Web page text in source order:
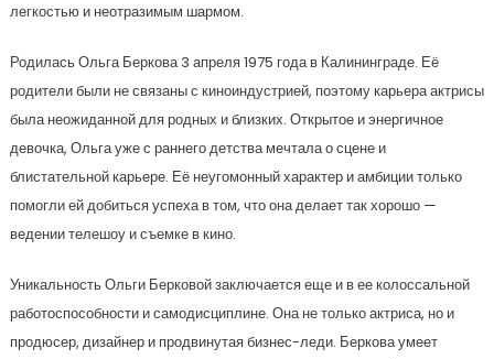
легкостью и неотразимым шармом.
Родилась Ольга Беркова 3 апреля 1975 года в Калининграде. Её
родители были не связаны с киноиндустрией, поэтому карьера актрисы
была неожиданной для родных и близких. Открытое и энергичное
девочка, Ольга уже с раннего детства мечтала о сцене и
блистательной карьере. Её неугомонный характер и амбиции только
помогли ей добиться успеха в том, что она делает так хорошо —
ведении телешоу и съемке в кино.
Уникальность Ольги Берковой заключается еще и в ее колоссальной
работоспособности и самодисциплине. Она не только актриса, но и
продюсер, дизайнер и продвинутая бизнес-леди. Беркова умеет